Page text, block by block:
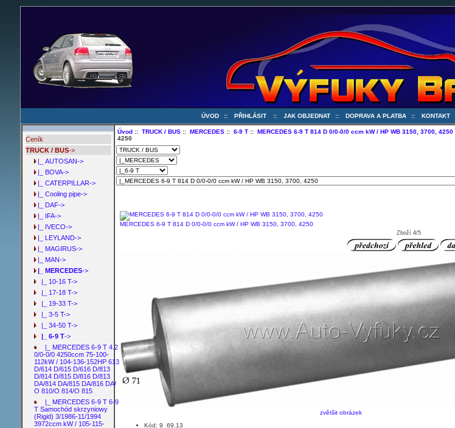
ÚVOD :: PŘIHLÁSIT :: JAK OBJEDNAT :: DOPRAVA A PLATBA :: KONTAKT
Ceník
TRUCK / BUS->
|_ AUTOSAN->
|_ BOVA->
|_ CATERPILLAR->
|_ Cooling pipe->
|_ DAF->
|_ IFA->
|_ IVECO->
|_ LEYLAND->
|_ MAGIRUS->
|_ MAN->
|_ MERCEDES->
|_ 10-16 T->
|_ 17-18 T->
|_ 19-33 T->
|_ 3-5 T->
|_ 34-50 T->
|_ 6-9 T->
|_ MERCEDES 6-9 T 4.2
0/0-0/0 4250ccm 75-100-
112kW / 104-136-152HP 613
D/614 D/615 D/616 D/813
D/814 D/815 D/816 D/813
DA/814 DA/815 DA/816 DA/
O 810/O 814/O 815
|_ MERCEDES 6-9 T 6-9
T Samochód skrzyniowy
(Rigid) 3/1986-11/1994
3972ccm kW / 105-115-
Úvod ::TRUCK / BUS ::MERCEDES ::6-9 T ::MERCEDES 6-9 T 814 D 0/0-0/0 ccm kW / HP WB 3150, 3700, 4250
4250
MERCEDES 6-9 T 814 D 0/0-0/0 ccm kW / HP WB 3150, 3700, 4250
Zboží 4/5
zvětšit obrázek
Kód: 9_69.13